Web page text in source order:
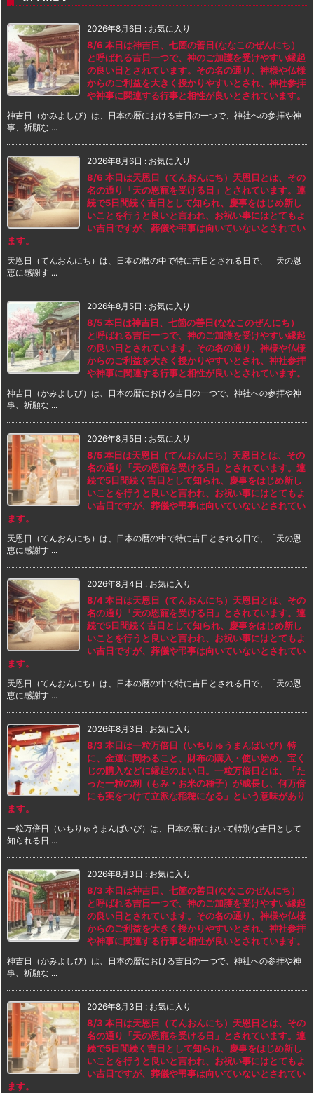
2026年8月6日 : お気に入り
8/6 本日は神吉日、七箇の善日(ななこのぜんにち）
と呼ばれる吉日一つで、神のご加護を受けやすい縁起
の良い日とされています。その名の通り、神様や仏様
からのご利益を大きく授かりやすいとされ、神社参拝
や神事に関連する行事と相性が良いとされています。
神吉日（かみよしび）は、日本の暦における吉日の一つで、神社への参拝や神
事、祈願な ...
2026年8月6日 : お気に入り
8/6 本日は天恩日（てんおんにち）天恩日とは、その
名の通り「天の恩寵を受ける日」とされています。連
続で5日間続く吉日として知られ、慶事をはじめ新し
いことを行うと良いと言われ、お祝い事にはとてもよ
い吉日ですが、葬儀や弔事は向いていないとされてい
ます。
天恩日（てんおんにち）は、日本の暦の中で特に吉日とされる日で、「天の恩
恵に感謝す ...
2026年8月5日 : お気に入り
8/5 本日は神吉日、七箇の善日(ななこのぜんにち）
と呼ばれる吉日一つで、神のご加護を受けやすい縁起
の良い日とされています。その名の通り、神様や仏様
からのご利益を大きく授かりやすいとされ、神社参拝
や神事に関連する行事と相性が良いとされています。
神吉日（かみよしび）は、日本の暦における吉日の一つで、神社への参拝や神
事、祈願な ...
2026年8月5日 : お気に入り
8/5 本日は天恩日（てんおんにち）天恩日とは、その
名の通り「天の恩寵を受ける日」とされています。連
続で5日間続く吉日として知られ、慶事をはじめ新し
いことを行うと良いと言われ、お祝い事にはとてもよ
い吉日ですが、葬儀や弔事は向いていないとされてい
ます。
天恩日（てんおんにち）は、日本の暦の中で特に吉日とされる日で、「天の恩
恵に感謝す ...
2026年8月4日 : お気に入り
8/4 本日は天恩日（てんおんにち）天恩日とは、その
名の通り「天の恩寵を受ける日」とされています。連
続で5日間続く吉日として知られ、慶事をはじめ新し
いことを行うと良いと言われ、お祝い事にはとてもよ
い吉日ですが、葬儀や弔事は向いていないとされてい
ます。
天恩日（てんおんにち）は、日本の暦の中で特に吉日とされる日で、「天の恩
恵に感謝す ...
2026年8月3日 : お気に入り
8/3 本日は一粒万倍日（いちりゅうまんばいび）特
に、金運に関わること、財布の購入・使い始め、宝く
じの購入などに縁起のよい日。一粒万倍日とは、「た
った一粒の籾（もみ・お米の種子）が成長し、何万倍
にも実をつけて立派な稲穂になる」という意味があり
ます。
一粒万倍日（いちりゅうまんばいび）は、日本の暦において特別な吉日として
知られる日 ...
2026年8月3日 : お気に入り
8/3 本日は神吉日、七箇の善日(ななこのぜんにち）
と呼ばれる吉日一つで、神のご加護を受けやすい縁起
の良い日とされています。その名の通り、神様や仏様
からのご利益を大きく授かりやすいとされ、神社参拝
や神事に関連する行事と相性が良いとされています。
神吉日（かみよしび）は、日本の暦における吉日の一つで、神社への参拝や神
事、祈願な ...
2026年8月3日 : お気に入り
8/3 本日は天恩日（てんおんにち）天恩日とは、その
名の通り「天の恩寵を受ける日」とされています。連
続で5日間続く吉日として知られ、慶事をはじめ新し
いことを行うと良いと言われ、お祝い事にはとてもよ
い吉日ですが、葬儀や弔事は向いていないとされてい
ます。